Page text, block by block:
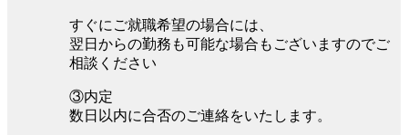
すぐにご就職希望の場合には、
翌日からの勤務も可能な場合もございますのでご
相談ください
③内定
数日以内に合否のご連絡をいたします。